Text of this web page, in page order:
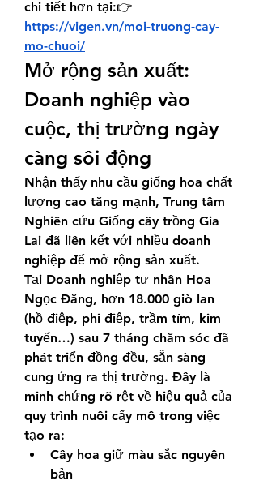
https://vigen.vn/moi-truong-cay-
mo-chuoi/
Mở rộng sản xuất:
Doanh nghiệp vào
cuộc, thị trường ngày
càng sôi động
Nhận thấy nhu cầu giống hoa chất
lượng cao tăng mạnh, Trung tâm
Nghiên cứu Giống cây trồng Gia
Lai đã liên kết với nhiều doanh
nghiệp để mở rộng sản xuất.
Tại Doanh nghiệp tư nhân Hoa
Ngọc Đăng, hơn 18.000 giò lan
(hồ điệp, phi điệp, trầm tím, kim
tuyến…) sau 7 tháng chăm sóc đã
phát triển đồng đều, sẵn sàng
cung ứng ra thị trường. Đây là
minh chứng rõ rệt về hiệu quả của
quy trình nuôi cấy mô trong việc
tạo ra:
Cây hoa giữ màu sắc nguyên
bản